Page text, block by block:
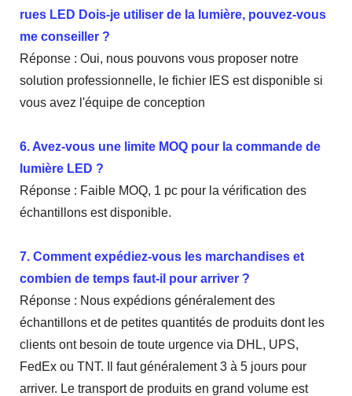
rues LED Dois-je utiliser de la lumière, pouvez-vous
me conseiller ?
Réponse : Oui, nous pouvons vous proposer notre
solution professionnelle, le fichier IES est disponible si
vous avez l'équipe de conception
6. Avez-vous une limite MOQ pour la commande de
lumière LED ?
Réponse : Faible MOQ, 1 pc pour la vérification des
échantillons est disponible.
7. Comment expédiez-vous les marchandises et
combien de temps faut-il pour arriver ?
Réponse : Nous expédions généralement des
échantillons et de petites quantités de produits dont les
clients ont besoin de toute urgence via DHL, UPS,
FedEx ou TNT. Il faut généralement 3 à 5 jours pour
arriver. Le transport de produits en grand volume est